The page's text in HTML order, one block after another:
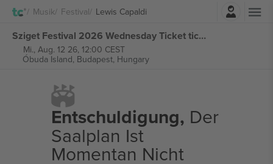
Musik Festival Lewis Capaldi
Sziget Festival 2026 Wednesday Ticket tickets
Mi., Aug. 12 26, 12:00 CEST
Óbuda Island, Budapest, Hungary
Entschuldigung, Der
Saalplan Ist
Momentan Nicht